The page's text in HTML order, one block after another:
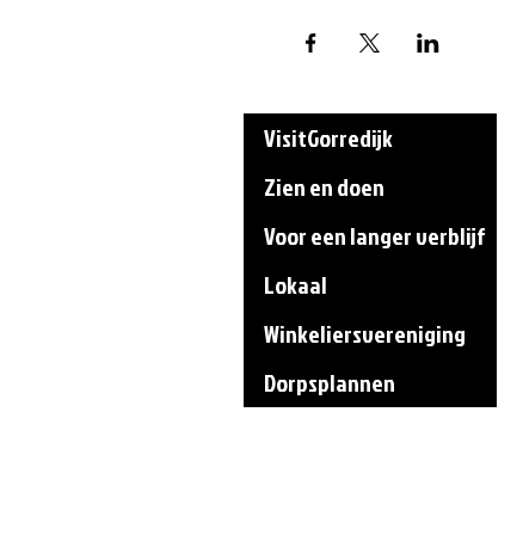
VisitGorredijk
Zien en doen
Voor een langer verblijf
Lokaal
Winkeliersvereniging
Dorpsplannen